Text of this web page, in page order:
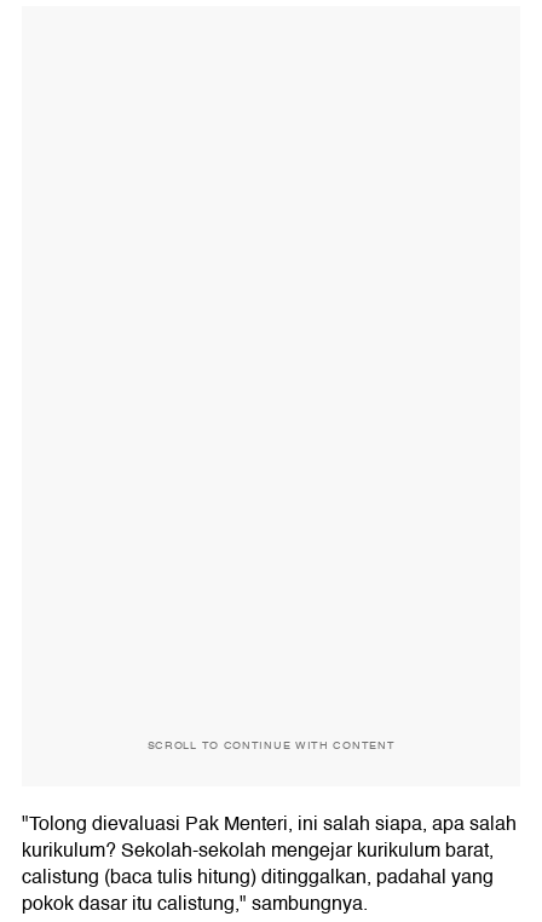
SCROLL TO CONTINUE WITH CONTENT
"Tolong dievaluasi Pak Menteri, ini salah siapa, apa salah
kurikulum? Sekolah-sekolah mengejar kurikulum barat,
calistung (baca tulis hitung) ditinggalkan, padahal yang
pokok dasar itu calistung," sambungnya.